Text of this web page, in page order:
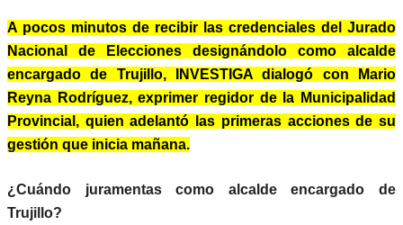
A pocos minutos de recibir las credenciales del Jurado
Nacional de Elecciones designándolo como alcalde
encargado de Trujillo, INVESTIGA dialogó con Mario
Reyna Rodríguez, exprimer regidor de la Municipalidad
Provincial, quien adelantó las primeras acciones de su
gestión que inicia mañana.
¿Cuándo juramentas como alcalde encargado de
Trujillo?